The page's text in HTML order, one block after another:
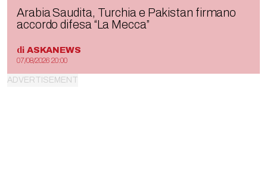
Arabia Saudita, Turchia e Pakistan firmano
accordo difesa “La Mecca”
di ASKANEWS
07/08/2026 20:00